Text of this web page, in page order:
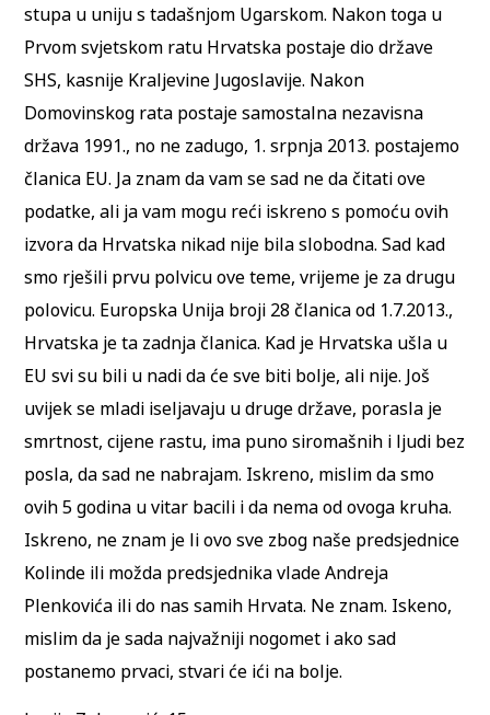
stupa u uniju s tadašnjom Ugarskom. Nakon toga u
Prvom svjetskom ratu Hrvatska postaje dio države
SHS, kasnije Kraljevine Jugoslavije. Nakon
Domovinskog rata postaje samostalna nezavisna
država 1991., no ne zadugo, 1. srpnja 2013. postajemo
članica EU. Ja znam da vam se sad ne da čitati ove
podatke, ali ja vam mogu reći iskreno s pomoću ovih
izvora da Hrvatska nikad nije bila slobodna. Sad kad
smo rješili prvu polvicu ove teme, vrijeme je za drugu
polovicu. Europska Unija broji 28 članica od 1.7.2013.,
Hrvatska je ta zadnja članica. Kad je Hrvatska ušla u
EU svi su bili u nadi da će sve biti bolje, ali nije. Još
uvijek se mladi iseljavaju u druge države, porasla je
smrtnost, cijene rastu, ima puno siromašnih i ljudi bez
posla, da sad ne nabrajam. Iskreno, mislim da smo
ovih 5 godina u vitar bacili i da nema od ovoga kruha.
Iskreno, ne znam je li ovo sve zbog naše predsjednice
Kolinde ili možda predsjednika vlade Andreja
Plenkovića ili do nas samih Hrvata. Ne znam. Iskeno,
mislim da je sada najvažniji nogomet i ako sad
postanemo prvaci, stvari će ići na bolje.